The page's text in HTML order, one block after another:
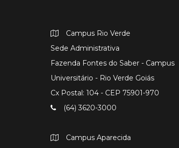
Campus Rio Verde
Sede Administrativa
Fazenda Fontes do Saber - Campus
Universitário - Rio Verde Goiás
Cx Postal: 104 - CEP 75901-970
(64) 3620-3000
Campus Aparecida